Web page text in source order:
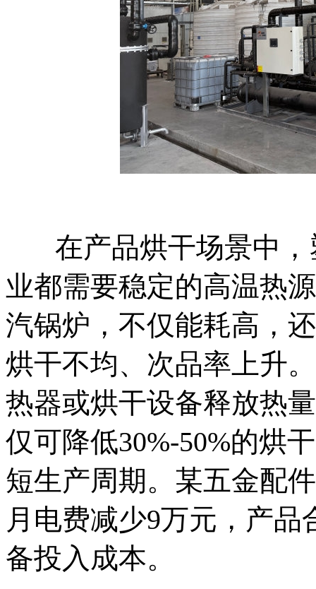
在产品烘干场景中
业都需要稳定的高温热
汽锅炉，不仅能耗高，
烘干不均、次品率上升
热器或烘干设备释放热
仅可降低30%-50%的烘
短生产周期。某五金配
月电费减少9万元，产
备投入成本。